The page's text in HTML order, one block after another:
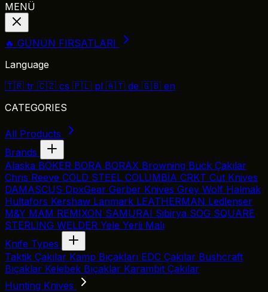
MENÜ
🔥 GÜNÜN FIRSATLARI
Language
🇹🇷 tr 🇨🇿 cs 🇵🇱 pl 🇦🇹 de 🇬🇧 en
CATEGORIES
All Products
Brands
Alaska BÖKER BORA BORAX Browning Buck Çakılar
Chris Reeve COLD STEEL COLUMBİA CRKT Cut Knives
DAMASCUS DpxGear Gerber Knives Grey Wolf Halmak
Hultafors Kershaw Lanmark LEATHERMAN Ledlenser
M&Y MAM REMIXON SAMURAI Sibirya SOG SQUARE
STERLING WELDER Yele Yerli Malı
Knife Types
Taktik Çakılar Kamp Bıçakları EDC Çakılar Bushcraft
Bıçaklar Kelebek Bıçaklar Karambit Çakılar
Hunting Knives